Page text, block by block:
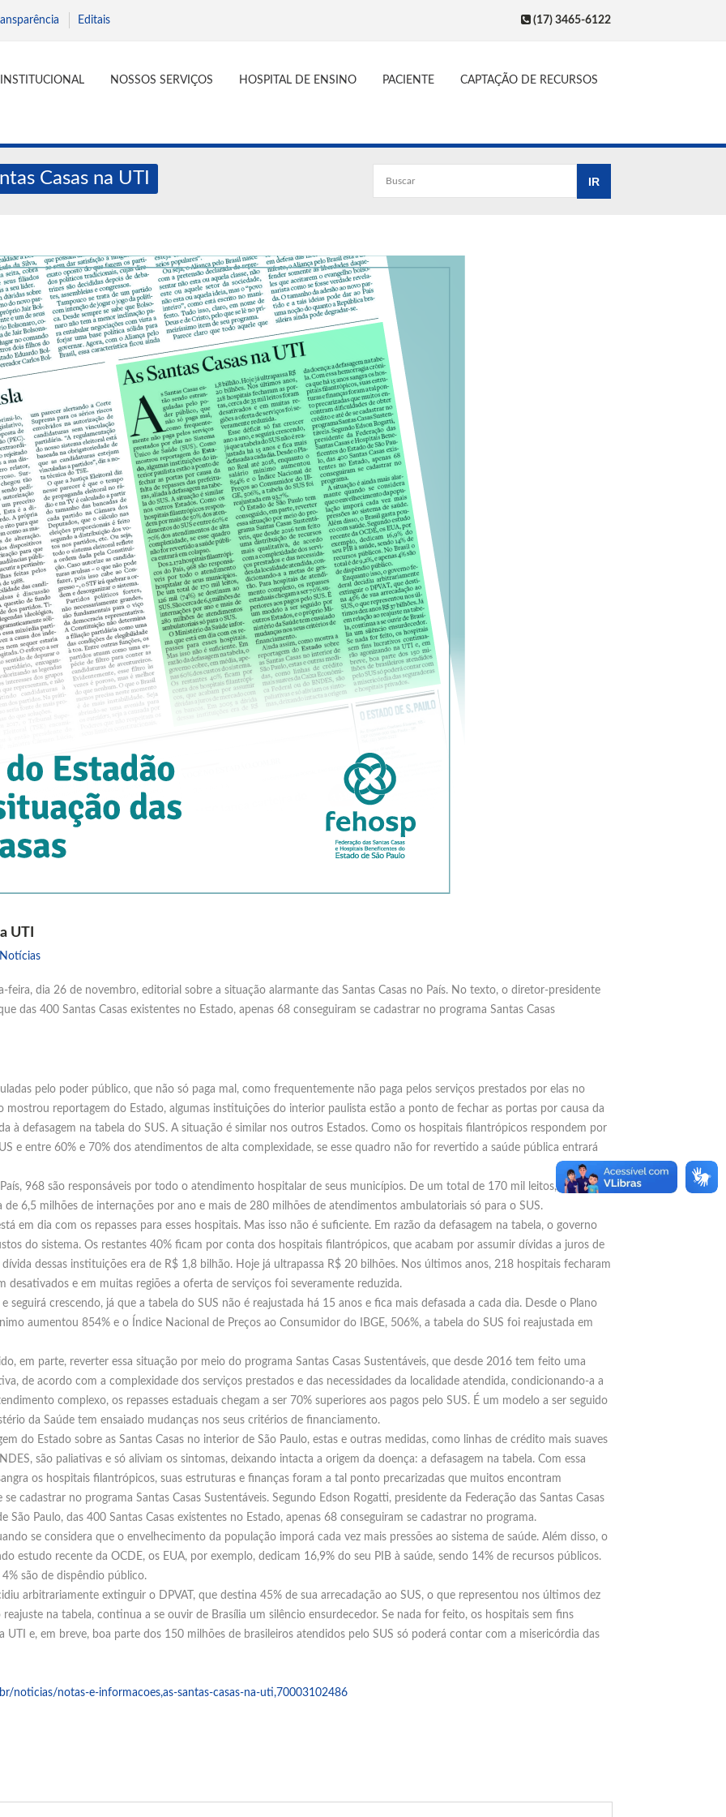
Editais (17) 3465-6122
INSTITUCIONAL NOSSOS SERVIÇOS HOSPITAL DE ENSINO PACIENTE CAPTAÇÃO DE RECURSOS
Casas na UTI
UTI
Notícias
feira, dia 26 de novembro, editorial sobre a situação alarmante das Santas Casas no País. No texto, o diretor-presidente
das 400 Santas Casas existentes no Estado, apenas 68 conseguiram se cadastrar no programa Santas Casas
pelo poder público, que não só paga mal, como frequentemente não paga pelos serviços prestados por elas no
mostrou reportagem do Estado, algumas instituições do interior paulista estão a ponto de fechar as portas por causa da
à defasagem na tabela do SUS. A situação é similar nos outros Estados. Como os hospitais filantrópicos respondem por
e entre 60% e 70% dos atendimentos de alta complexidade, se esse quadro não for revertido a saúde pública entrará
968 são responsáveis por todo o atendimento hospitalar de seus municípios. De um total de 170 mil leitos, 126 mil
de 6,5 milhões de internações por ano e mais de 280 milhões de atendimentos ambulatoriais só para o SUS.
em dia com os repasses para esses hospitais. Mas isso não é suficiente. Em razão da defasagem na tabela, o governo
do sistema. Os restantes 40% ficam por conta dos hospitais filantrópicos, que acabam por assumir dívidas a juros de
dessas instituições era de R$ 1,8 bilhão. Hoje já ultrapassa R$ 20 bilhões. Nos últimos anos, 218 hospitais fecharam
desativados e em muitas regiões a oferta de serviços foi severamente reduzida.
seguirá crescendo, já que a tabela do SUS não é reajustada há 15 anos e fica mais defasada a cada dia. Desde o Plano
aumentou 854% e o Índice Nacional de Preços ao Consumidor do IBGE, 506%, a tabela do SUS foi reajustada em
em parte, reverter essa situação por meio do programa Santas Casas Sustentáveis, que desde 2016 tem feito uma
de acordo com a complexidade dos serviços prestados e das necessidades da localidade atendida, condicionando-a a
complexo, os repasses estaduais chegam a ser 70% superiores aos pagos pelo SUS. É um modelo a ser seguido
da Saúde tem ensaiado mudanças nos seus critérios de financiamento.
do Estado sobre as Santas Casas no interior de São Paulo, estas e outras medidas, como linhas de crédito mais suaves
são paliativas e só aliviam os sintomas, deixando intacta a origem da doença: a defasagem na tabela. Com essa
os hospitais filantrópicos, suas estruturas e finanças foram a tal ponto precarizadas que muitos encontram
cadastrar no programa Santas Casas Sustentáveis. Segundo Edson Rogatti, presidente da Federação das Santas Casas
São Paulo, das 400 Santas Casas existentes no Estado, apenas 68 conseguiram se cadastrar no programa.
se considera que o envelhecimento da população imporá cada vez mais pressões ao sistema de saúde. Além disso, o
estudo recente da OCDE, os EUA, por exemplo, dedicam 16,9% do seu PIB à saúde, sendo 14% de recursos públicos.
são de dispêndio público.
arbitrariamente extinguir o DPVAT, que destina 45% de sua arrecadação ao SUS, o que representou nos últimos dez
na tabela, continua a se ouvir de Brasília um silêncio ensurdecedor. Se nada for feito, os hospitais sem fins
e, em breve, boa parte dos 150 milhões de brasileiros atendidos pelo SUS só poderá contar com a misericórdia das
br/noticias/notas-e-informacoes,as-santas-casas-na-uti,70003102486